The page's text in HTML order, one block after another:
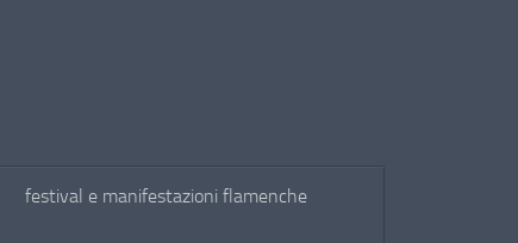
festival e manifestazioni flamenche